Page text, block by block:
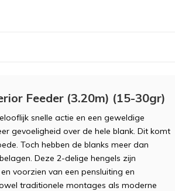
Feeder (3.20m) (15-30gr)
snelle actie en een geweldige
gevoeligheid over de hele blank. Dit komt
Toch hebben de blanks meer dan
Deze 2-delige hengels zijn
voorzien van een pensluiting en
traditionele montages als moderne